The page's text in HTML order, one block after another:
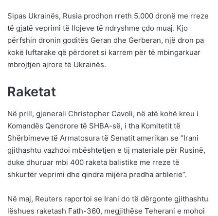
Sipas Ukrainës, Rusia prodhon rreth 5.000 dronë me rreze
të gjatë veprimi të llojeve të ndryshme çdo muaj. Kjo
përfshin dronin goditës Geran dhe Gerberan, një dron pa
kokë luftarake që përdoret si karrem për të mbingarkuar
mbrojtjen ajrore të Ukrainës.
Raketat
Në prill, gjenerali Christopher Cavoli, në atë kohë kreu i
Komandës Qendrore të SHBA-së, i tha Komitetit të
Shërbimeve të Armatosura të Senatit amerikan se “Irani
gjithashtu vazhdoi mbështetjen e tij materiale për Rusinë,
duke dhuruar mbi 400 raketa balistike me rreze të
shkurtër veprimi dhe qindra mijëra predha artilerie”.
Në maj, Reuters raportoi se Irani do të dërgonte gjithashtu
lëshues raketash Fath-360, megjithëse Teherani e mohoi